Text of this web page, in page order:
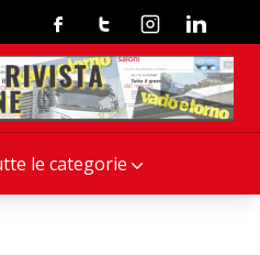
le categorie
FacebookTwitterInstagramLinkedin